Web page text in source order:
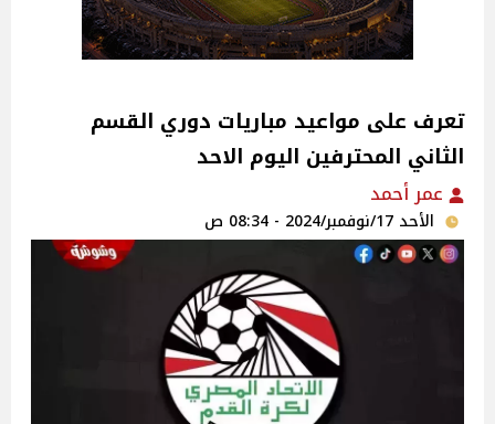
تعرف على مواعيد مباريات دوري القسم
الثاني المحترفين اليوم الاحد
عمر أحمد
الأحد 17/نوفمبر/2024 - 08:34 ص